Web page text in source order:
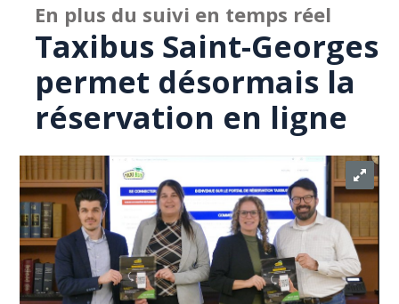
En plus du suivi en temps réel
Taxibus Saint-Georges
permet désormais la
réservation en ligne